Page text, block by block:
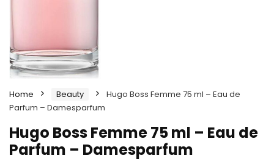
Home Beauty
Hugo Boss Femme 75 ml – Eau de
Parfum – Damesparfum
Hugo Boss Femme 75 ml – Eau de
Parfum – Damesparfum